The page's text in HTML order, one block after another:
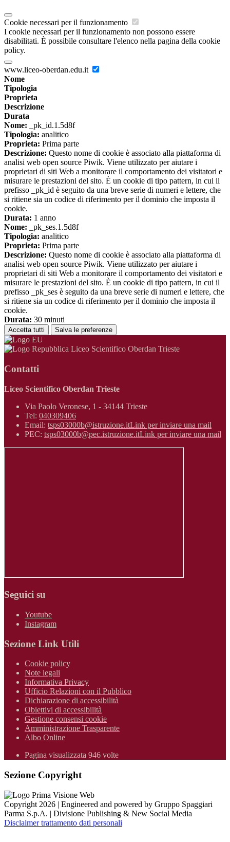
Cookie necessari per il funzionamento
I cookie necessari per il funzionamento non possono essere
disabilitati. È possibile consultare l'elenco nella pagina della cookie
policy.
www.liceo-oberdan.edu.it
Nome
Tipologia
Proprieta
Descrizione
Durata
Nome: _pk_id.1.5d8f
Tipologia: analitico
Proprieta: Prima parte
Descrizione: Questo nome di cookie è associato alla piattaforma di
analisi web open source Piwik. Viene utilizzato per aiutare i
proprietari di siti Web a monitorare il comportamento dei visitatori e
misurare le prestazioni del sito. È un cookie di tipo pattern, in cui il
prefisso _pk_id è seguito da una breve serie di numeri e lettere, che
si ritiene sia un codice di riferimento per il dominio che imposta il
cookie.
Durata: 1 anno
Nome: _pk_ses.1.5d8f
Tipologia: analitico
Proprieta: Prima parte
Descrizione: Questo nome di cookie è associato alla piattaforma di
analisi web open source Piwik. Viene utilizzato per aiutare i
proprietari di siti Web a monitorare il comportamento dei visitatori e
misurare le prestazioni del sito. È un cookie di tipo pattern, in cui il
prefisso _pk_ses è seguito da una breve serie di numeri e lettere, che
si ritiene sia un codice di riferimento per il dominio che imposta il
cookie.
Durata: 30 minuti
Accetta tutti Salva le preferenze
Liceo Scientifico Oberdan Trieste
Contatti
Liceo Scientifico Oberdan Trieste
Via Paolo Veronese, 1 - 34144 Trieste
Tel: 040309406
Email: tsps03000b@istruzione.itLink per inviare una mail
PEC: tsps03000b@pec.istruzione.itLink per inviare una mail
Seguici su
Youtube
Instagram
Sezione Link Utili
Cookie policy
Note legali
Informativa Privacy
Ufficio Relazioni con il Pubblico
Dichiarazione di accessibilità
Obiettivi di accessibilità
Gestione consensi cookie
Amministrazione Trasparente
Albo Online
Pagina visualizzata 946 volte
Sezione Copyright
Copyright 2026 | Engineered and powered by Gruppo Spaggiari
Parma S.p.A. | Divisione Publishing & New Social Media
Disclaimer trattamento dati personali